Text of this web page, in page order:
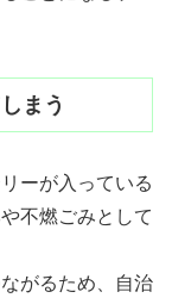
まう
ーが入っている
不燃ごみとして
がるため、自治